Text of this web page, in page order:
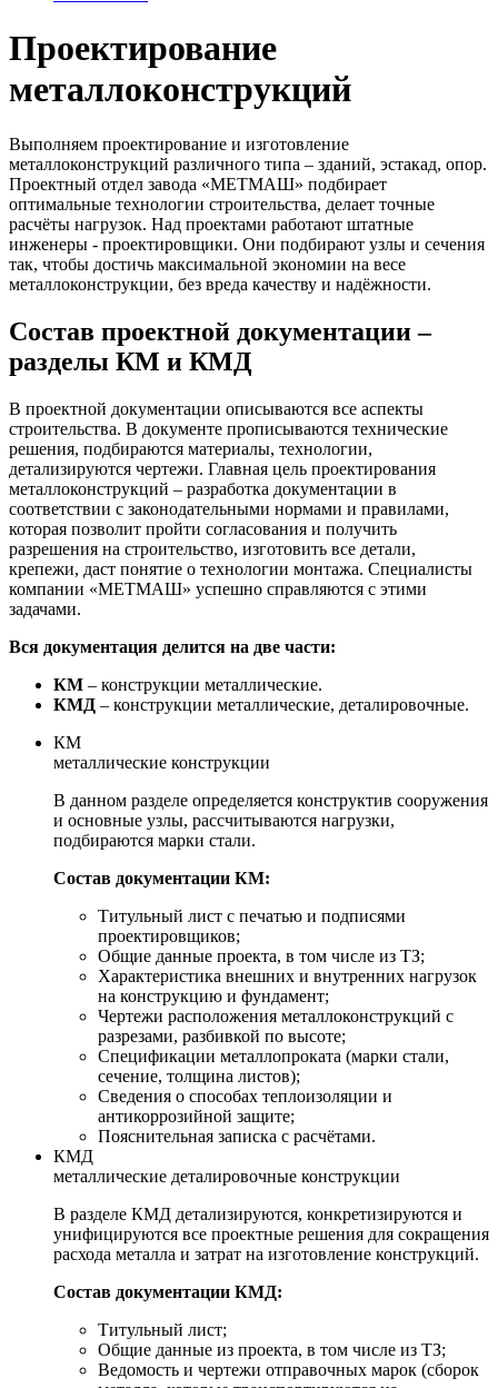
Проектирование
металлоконструкций
Выполняем проектирование и изготовление
металлоконструкций различного типа – зданий, эстакад, опор.
Проектный отдел завода «МЕТМАШ» подбирает
оптимальные технологии строительства, делает точные
расчёты нагрузок. Над проектами работают штатные
инженеры - проектировщики. Они подбирают узлы и сечения
так, чтобы достичь максимальной экономии на весе
металлоконструкции, без вреда качеству и надёжности.
Состав проектной документации –
разделы КМ и КМД
В проектной документации описываются все аспекты
строительства. В документе прописываются технические
решения, подбираются материалы, технологии,
детализируются чертежи. Главная цель проектирования
металлоконструкций – разработка документации в
соответствии с законодательными нормами и правилами,
которая позволит пройти согласования и получить
разрешения на строительство, изготовить все детали,
крепежи, даст понятие о технологии монтажа. Специалисты
компании «МЕТМАШ» успешно справляются с этими
задачами.
Вся документация делится на две части:
КМ – конструкции металлические.
КМД – конструкции металлические, деталировочные.
КМ
металлические конструкции
В данном разделе определяется конструктив сооружения
и основные узлы, рассчитываются нагрузки,
подбираются марки стали.
Состав документации КМ:
Титульный лист с печатью и подписями
проектировщиков;
Общие данные проекта, в том числе из ТЗ;
Характеристика внешних и внутренних нагрузок
на конструкцию и фундамент;
Чертежи расположения металлоконструкций с
разрезами, разбивкой по высоте;
Спецификации металлопроката (марки стали,
сечение, толщина листов);
Сведения о способах теплоизоляции и
антикоррозийной защите;
Пояснительная записка с расчётами.
КМД
металлические деталировочные конструкции
В разделе КМД детализируются, конкретизируются и
унифицируются все проектные решения для сокращения
расхода металла и затрат на изготовление конструкций.
Состав документации КМД:
Титульный лист;
Общие данные из проекта, в том числе из ТЗ;
Ведомость и чертежи отправочных марок (сборок